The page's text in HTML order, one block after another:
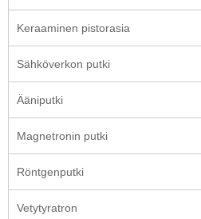
Keraaminen pistorasia
Sähköverkon putki
Ääniputki
Magnetronin putki
Röntgenputki
Vetytyratron